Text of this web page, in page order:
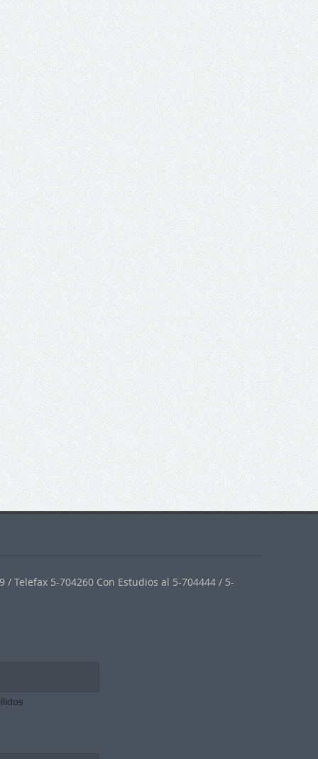
Telefax 5-704260 Con Estudios al 5-704444 / 5-